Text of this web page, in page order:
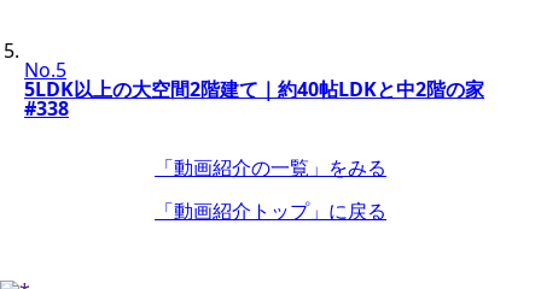
No.5
5LDK以上の大空間2階建て｜約40帖LDKと中2階の家
#338
「動画紹介の一覧」 をみる
「動画紹介トップ」 に戻る